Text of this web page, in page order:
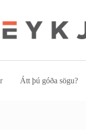
Átt þú góða sögu?